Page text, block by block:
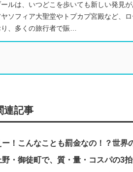
ールは、いつどこを歩いても新しい発見が
ヤソフィア大聖堂やトプカプ宮殿など、
り、多くの旅行者で賑…
連記事
ー！こんなことも罰金なの！？世界
野・御徒町で、質・量・コスパの3